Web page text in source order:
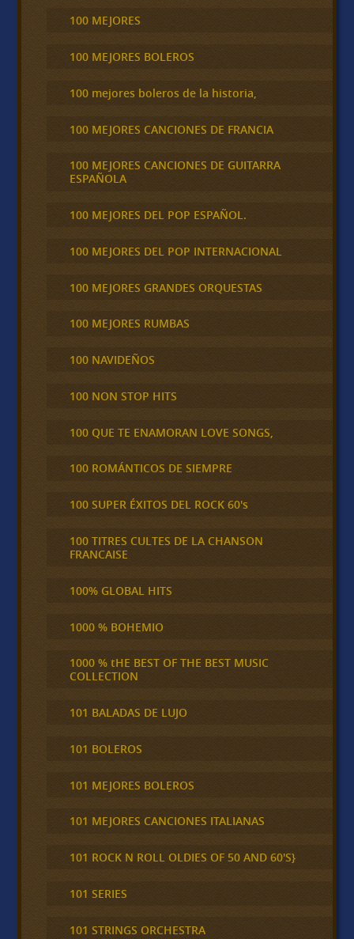
100 MEJORES
100 MEJORES BOLEROS
100 mejores boleros de la historia,
100 MEJORES CANCIONES DE FRANCIA
100 MEJORES CANCIONES DE GUITARRA
ESPAÑOLA
100 MEJORES DEL POP ESPAÑOL.
100 MEJORES DEL POP INTERNACIONAL
100 MEJORES GRANDES ORQUESTAS
100 MEJORES RUMBAS
100 NAVIDEÑOS
100 NON STOP HITS
100 QUE TE ENAMORAN LOVE SONGS,
100 ROMÁNTICOS DE SIEMPRE
100 SUPER ÉXITOS DEL ROCK 60's
100 TITRES CULTES DE LA CHANSON
FRANCAISE
100% GLOBAL HITS
1000 % BOHEMIO
1000 % tHE BEST OF THE BEST MUSIC
COLLECTION
101 BALADAS DE LUJO
101 BOLEROS
101 MEJORES BOLEROS
101 MEJORES CANCIONES ITALIANAS
101 ROCK N ROLL OLDIES OF 50 AND 60'S}
101 SERIES
101 STRINGS ORCHESTRA